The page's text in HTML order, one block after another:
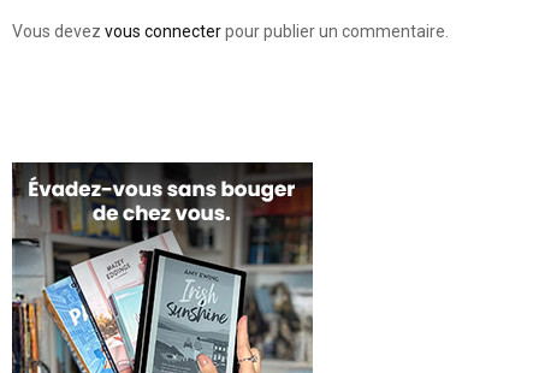
Vous devez vous connecterpour publier un commentaire.